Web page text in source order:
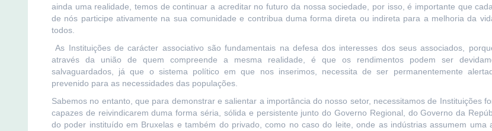
ainda uma realidade, temos de continuar a acreditar no futuro da nossa sociedade, por isso, é importante que
de nós participe ativamente na sua comunidade e contribua duma forma direta ou indireta para a melhoria da
todos.
As Instituições de carácter associativo são fundamentais na defesa dos interesses dos seus associados,
através da união de quem compreende a mesma realidade, é que os rendimentos podem ser
salvaguardados, já que o sistema político em que nos inserimos, necessita de ser permanentemente
prevenido para as necessidades das populações.
Sabemos no entanto, que para demonstrar e salientar a importância do nosso setor, necessitamos de Instituições
capazes de reivindicarem duma forma séria, sólida e persistente junto do Governo Regional, do Governo da
do poder instituído em Bruxelas e também do privado, como no caso do leite, onde as indústrias assumem uma